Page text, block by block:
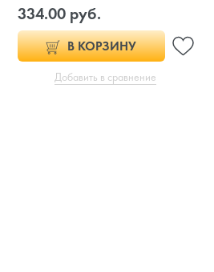
334.00 руб.
В КОРЗИНУ
Добавить в сравнение